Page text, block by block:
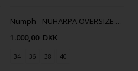
Nümph - NUHARPA OVERSIZE BLAZER
1.000,00 DKK
34 36 38 40